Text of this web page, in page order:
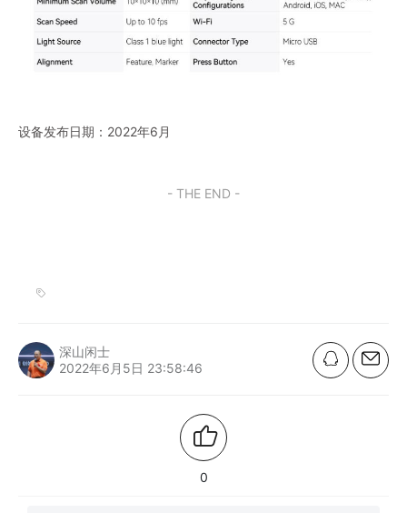
设备发布日期：2022年6月
- THE END -
深山闲士
2022年6月5日 23:58:46
0